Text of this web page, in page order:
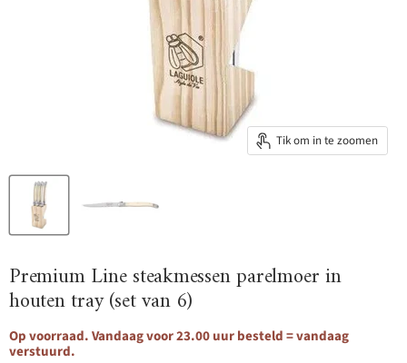
Tik om in te zoomen
Premium Line steakmessen parelmoer in
houten tray (set van 6)
Op voorraad. Vandaag voor 23.00 uur besteld = vandaag
verstuurd.